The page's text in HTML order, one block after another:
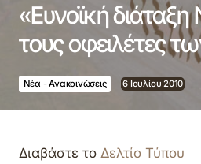
«Ευνοϊκή διάταξη
τους οφειλέτες
Νέα - Ανακοινώσεις 6 Ιουλίου 2010
Διαβάστε το Δελτίο Τύπου